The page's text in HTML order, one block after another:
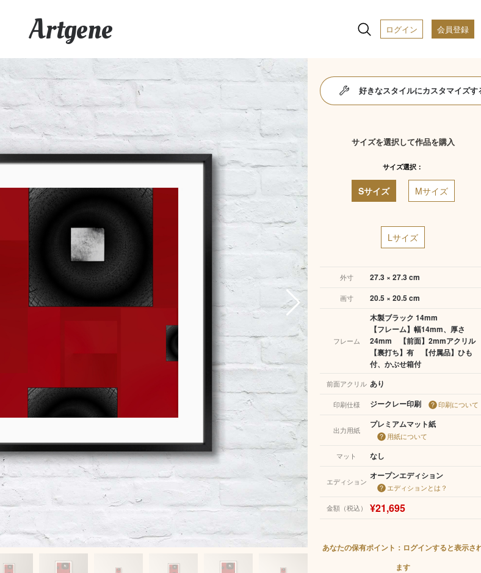
Artgene ログイン 会員登録
好きなスタイルにカスタマイズす
サイズを選択して作品を購入
サイズ選択：
Sサイズ Mサイズ
Lサイズ
外寸 27.3 × 27.3 cm
画寸 20.5 × 20.5 cm
フレーム
木製ブラック 14mm
【フレーム】幅14mm、厚さ
24mm 【前面】2mmアクリ
【裏打ち】有 【付属品】ひも
付、かぶせ箱付
前面アクリル あり
印刷仕様 ジークレー印刷 印刷について
出力用紙
プレミアムマット紙
用紙について
マット
なし
エディション
オープンエディション
エディションとは？
金額（税込） ¥21,695
あなたの保有ポイント：ログインすると表示さ
ます